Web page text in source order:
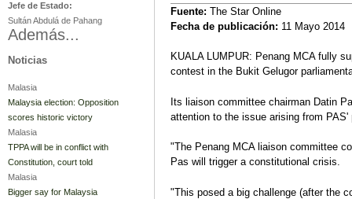
Fuente: The Star Online
Fecha de publicación: 11 Mayo 2014
KUALA LUMPUR: Penang MCA fully
contest in the Bukit Gelugor
Its liaison committee chairman Datin
attention to the issue arising from
"The Penang MCA liaison committee
Pas will trigger a constitutional crisis.
"This posed a big challenge (after the
Jefe de Estado:
Sultán Abdulá de Pahang
Además...
Noticias
Malasia
Malaysia election: Opposition
scores historic victory
Malasia
TPPA will be in conflict with
Constitution, court told
Malasia
Bigger say for Malaysia